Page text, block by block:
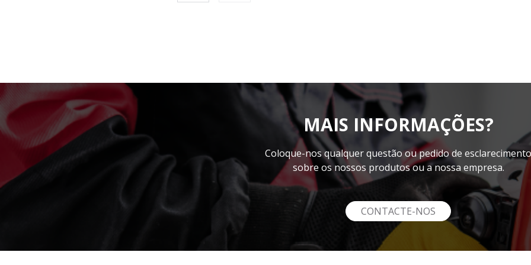
MAIS INFORMAÇÕES?
Coloque-nos qualquer questão ou pedido de esclarecimento
sobre os nossos produtos ou a nossa empresa.
CONTACTE-NOS